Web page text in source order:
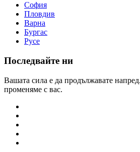
София
Пловдив
Варна
Бургас
Русе
Последвайте ни
Вашата сила е да продължавате
променяме с вас.